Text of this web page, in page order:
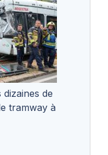
de
tramway à